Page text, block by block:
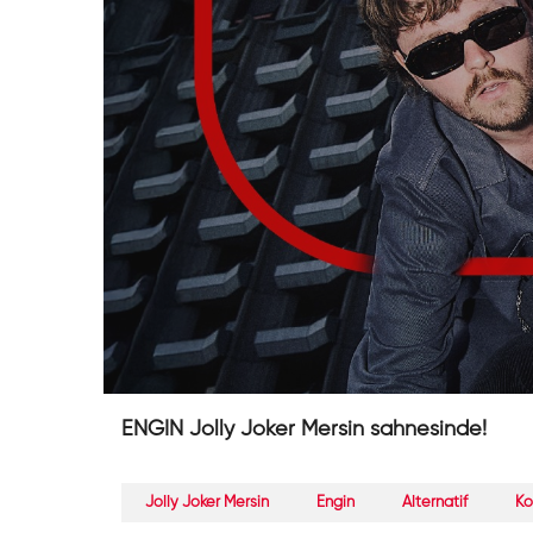
ENGIN Jolly Joker Mersin sahnesinde!
Jolly Joker Mersin Engin Alternatif